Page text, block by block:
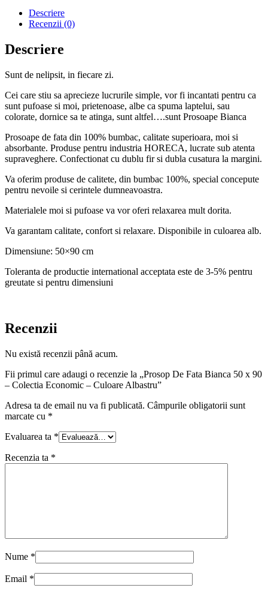
Culoare
Descriere
Recenzii (0)
Descriere
Sunt de nelipsit, in fiecare zi.
Cei care stiu sa aprecieze lucrurile simple, vor fi incantati pentru ca
sunt pufoase si moi, prietenoase, albe ca spuma laptelui, sau
colorate, dornice sa te atinga, sunt altfel….sunt Prosoape Bianca
Prosoape de fata din 100% bumbac, calitate superioara, moi si
absorbante. Produse pentru industria HORECA, lucrate sub atenta
supraveghere. Confectionat cu dublu fir si dubla cusatura la margini.
Va oferim produse de calitete, din bumbac 100%, special concepute
pentru nevoile si cerintele dumneavoastra.
Materialele moi si pufoase va vor oferi relaxarea mult dorita.
Va garantam calitate, confort si relaxare. Disponibile in culoarea alb.
Dimensiune: 50×90 cm
Toleranta de productie international acceptata este de 3-5% pentru
greutate si pentru dimensiuni
Recenzii
Nu există recenzii până acum.
Fii primul care adaugi o recenzie la „Prosop De Fata Bianca 50 x 90
– Colectia Economic – Culoare Albastru”
Adresa ta de email nu va fi publicată. Câmpurile obligatorii sunt
marcate cu *
Evaluarea ta *
Recenzia ta *
Nume *
Email *